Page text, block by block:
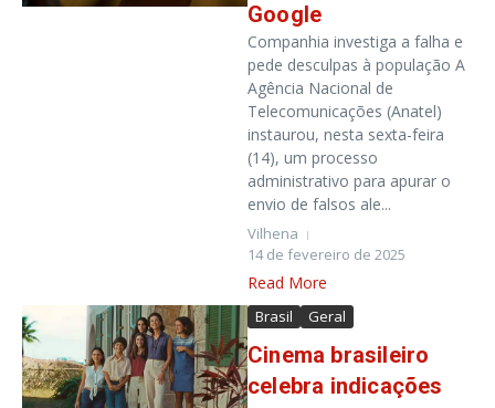
Google
Companhia investiga a falha e
pede desculpas à população A
Agência Nacional de
Telecomunicações (Anatel)
instaurou, nesta sexta-feira
(14), um processo
administrativo para apurar o
envio de falsos ale...
Vilhena
14 de fevereiro de 2025
Read More
Brasil Geral
Cinema brasileiro
celebra indicações